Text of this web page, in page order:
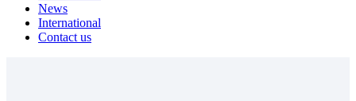
News
International
Contact us